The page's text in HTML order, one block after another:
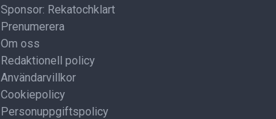
Sponsor: Rekatochklart
Prenumerera
Om oss
Redaktionell policy
Användarvillkor
Cookiepolicy
Personuppgiftspolicy